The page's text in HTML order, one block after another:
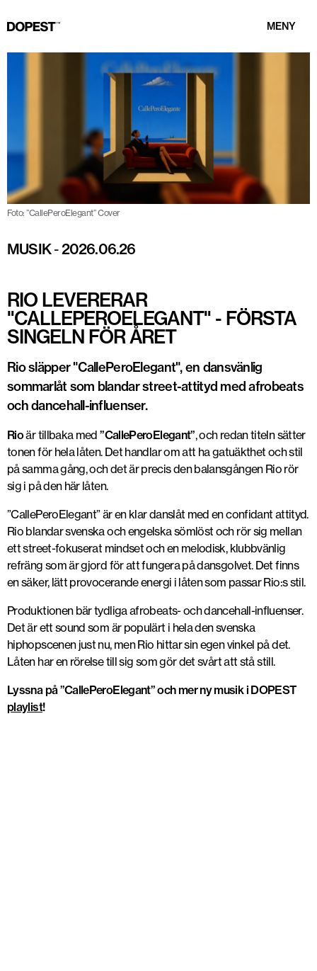
MENY
Foto: ”CallePeroElegant” Cover
MUSIK-2026.06.26
RIO LEVERERAR
"CALLEPEROELEGANT" - FÖRSTA
SINGELN FÖR ÅRET
Rio släpper "CallePeroElegant", en dansvänlig
sommarlåt som blandar street-attityd med afrobeats
och dancehall-influenser.
Rioär tillbaka med”CallePeroElegant”, och redan titeln sätter
tonen för hela låten. Det handlar om att ha gatuäkthet och stil
på samma gång, och det är precis den balansgången Rio rör
sig i på den här låten.
”CallePeroElegant” är en klar danslåt med en confidant attityd.
Rio blandar svenska och engelska sömlöst och rör sig mellan
ett street-fokuserat mindset och en melodisk, klubbvänlig
refräng som är gjord för att fungera på dansgolvet. Det finns
en säker, lätt provocerande energi i låten som passar Rio:s stil.
Produktionen bär tydliga afrobeats- och dancehall-influenser.
Det är ett sound som är populärt i hela den svenska
hiphopscenen just nu, men Rio hittar sin egen vinkel på det.
Låten har en rörelse till sig som gör det svårt att stå still.
Lyssna på ”CallePeroElegant” och mer ny musik i DOPEST
playlist!